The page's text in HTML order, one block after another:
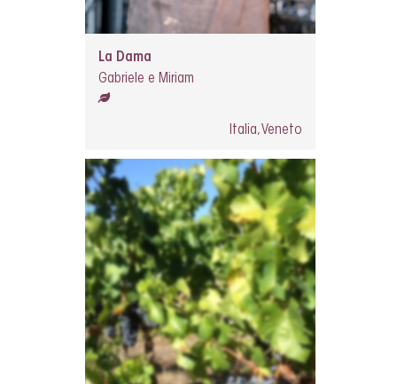
La Dama
Gabriele e Miriam
Italia, Veneto